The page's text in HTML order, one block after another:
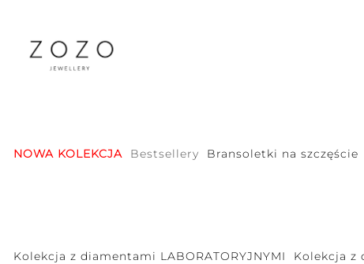
NOWA KOLEKCJA Bestsellery Bransoletki na szczęście
Kolekcja z diamentami LABORATORYJNYMI Kolekcja z